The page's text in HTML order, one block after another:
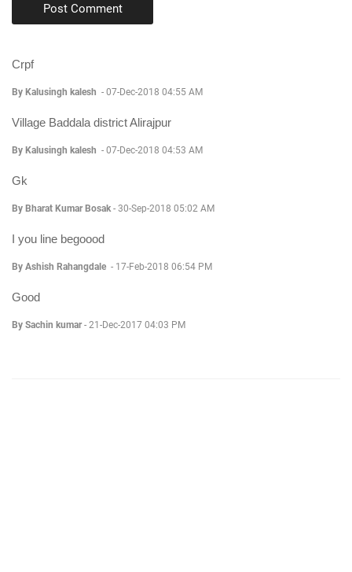
Post Comment
Crpf
By Kalusingh kalesh - 07-Dec-2018 04:55 AM
Village Baddala district Alirajpur
By Kalusingh kalesh - 07-Dec-2018 04:53 AM
Gk
By Bharat Kumar Bosak - 30-Sep-2018 05:02 AM
I you line begoood
By Ashish Rahangdale - 17-Feb-2018 06:54 PM
Good
By Sachin kumar - 21-Dec-2017 04:03 PM